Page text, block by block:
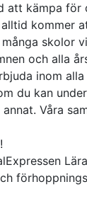
att kämpa för
kommer
skolor
och alla
inom
du kan
Våra